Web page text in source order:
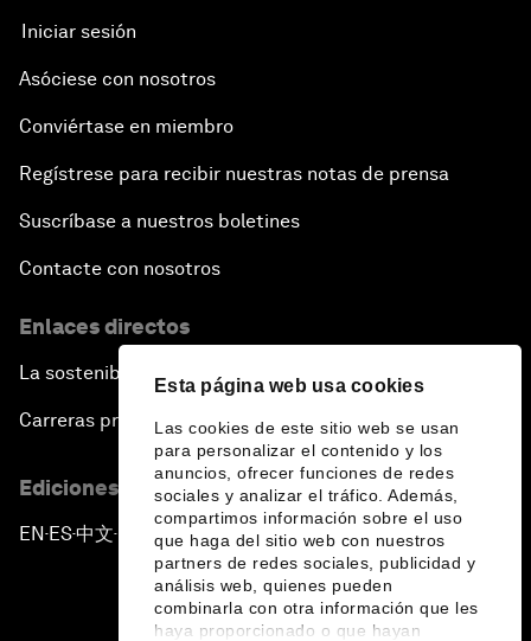
Esta página web usa cookies
Las cookies de este sitio web se usan
para personalizar el contenido y los
anuncios, ofrecer funciones de redes
sociales y analizar el tráfico. Además,
compartimos información sobre el uso
que haga del sitio web con nuestros
partners de redes sociales, publicidad y
análisis web, quienes pueden
combinarla con otra información que les
haya proporcionado o que hayan
Iniciar sesión
Asóciese con nosotros
Conviértase en miembro
Regístrese para recibir nuestras notas de prensa
Suscríbase a nuestros boletines
Contacte con nosotros
Enlaces directos
La sostenibilidad en el Foro
Carreras profesionales
Ediciones en otros idiomas
EN ▪ES▪中文▪ 日本語